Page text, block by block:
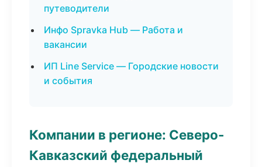
путеводители
Инфо Spravka Hub — Работа и
вакансии
ИП Line Service — Городские новости
и события
Компании в регионе: Северо-
Кавказский федеральный